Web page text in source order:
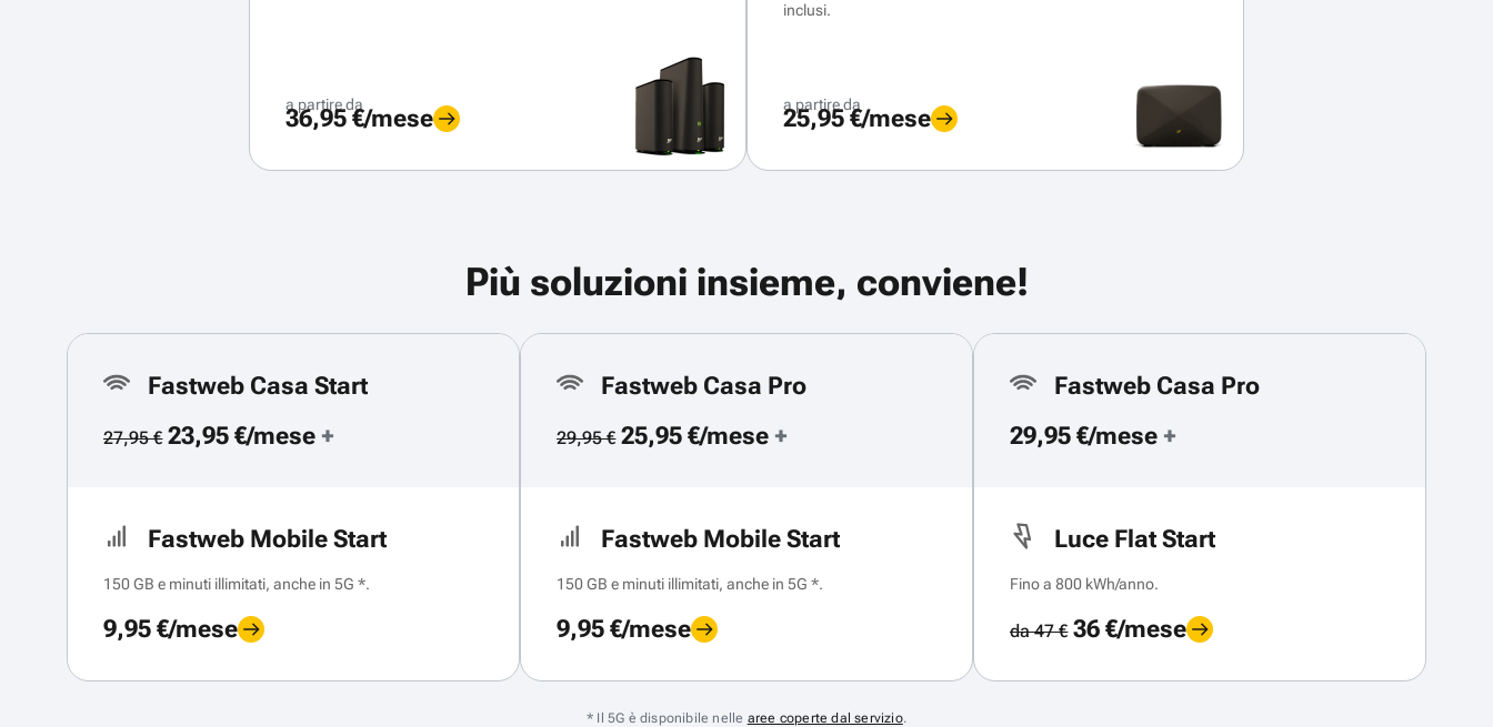
a partire da
36,95 €/mese
inclusi.
a partire da
25,95 €/mese
Più soluzioni insieme, conviene!
Fastweb Casa Start
27,95 €23,95 €/mese +
Fastweb Mobile Start
150 GB e minuti illimitati, anche in 5G *.
9,95 €/mese
Fastweb Casa Pro
29,95 €25,95 €/mese +
Fastweb Mobile Start
150 GB e minuti illimitati, anche in 5G *.
9,95 €/mese
Fastweb Casa Pro
29,95 €/mese +
Luce Flat Start
Fino a 800 kWh/anno.
da 47 €36 €/mese
* Il 5G è disponibile nelle aree coperte dal servizio.